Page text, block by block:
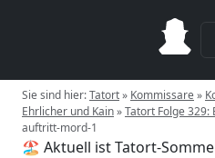
Sie sind hier:Tatort» Kommissare»
Ehrlicher und Kain»Tatort Folge
auftritt-mord-1
🏖️ Aktuell ist Tatort-